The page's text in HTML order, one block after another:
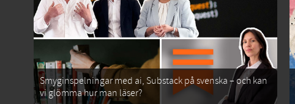
Smyginspelningar med ai, Substack på svenska – och kan
vi glömma hur man läser?